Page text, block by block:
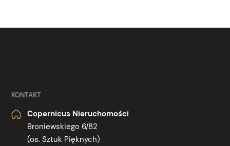
KONTAKT
Copernicus Nieruchomości
Broniewskiego 6/82
(os. Sztuk Pięknych)